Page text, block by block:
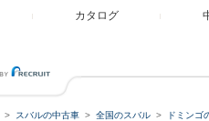
カタログ
スバルの中古車 全国のスバル ドミンゴ